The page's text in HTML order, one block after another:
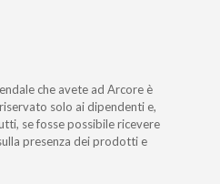
che avete ad Arcore è
solo ai dipendenti e,
se fosse possibile ricevere
presenza dei prodotti e